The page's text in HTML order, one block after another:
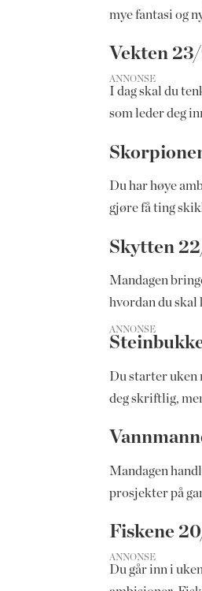
mye fantasi og
Vekten
ANNONSE
I dag skal du
som leder deg
Du har høye
gjøre få ting
Skytten
Mandagen
hvordan du skal
ANNONSE
Du starter uken
deg skriftlig,
Mandagen
prosjekter på
Fiskene
ANNONSE
Du går inn i